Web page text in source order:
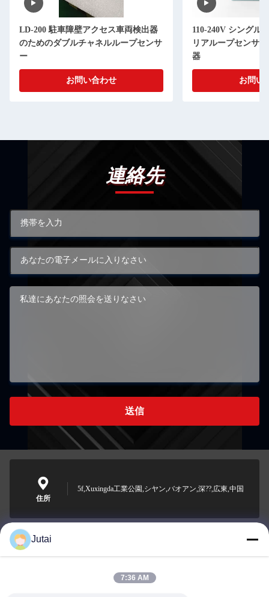
LD-200 駐車障壁アクセス車両検出器
のためのダブルチャネルループセンサ
ー
お問い合わせ
110-240V シングル
リアループセンサ
器
お問い
連絡先
送信
住所
5f,Xuxingda工業公園,シヤン,バオアン,深??,広東,中国
jutaisales18@gmail.com
Jutai
7:36 AM